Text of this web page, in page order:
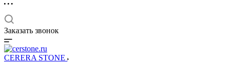
Заказать звонок
CERERA STONE